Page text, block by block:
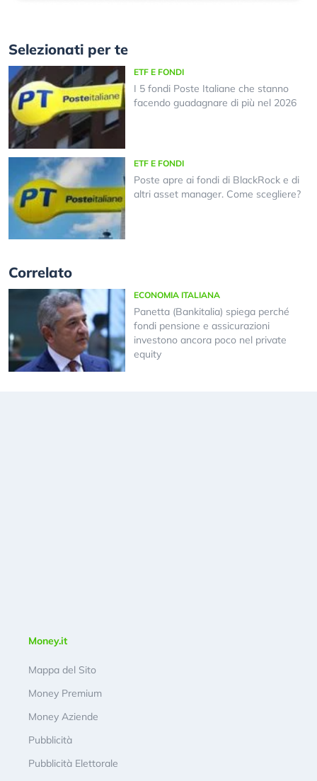
Selezionati per te
ETF E FONDI
I 5 fondi Poste Italiane che stanno
facendo guadagnare di più nel 2026
ETF E FONDI
Poste apre ai fondi di BlackRock e di
altri asset manager. Come scegliere?
Correlato
ECONOMIA ITALIANA
Panetta (Bankitalia) spiega perché
fondi pensione e assicurazioni
investono ancora poco nel private
equity
Money.it
Mappa del Sito
Money Premium
Money Aziende
Pubblicità
Pubblicità Elettorale